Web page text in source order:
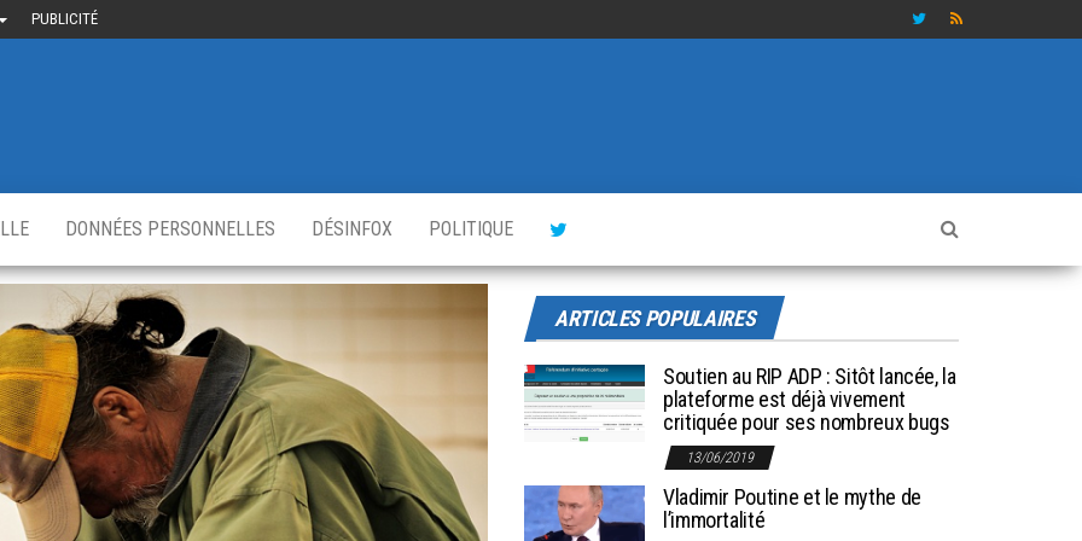
PUBLICITÉ
DONNÉES PERSONNELLES DÉSINFOX POLITIQUE
ARTICLES POPULAIRES
Soutien au RIP ADP : Sitôt lancée, la
plateforme est déjà vivement
critiquée pour ses nombreux bugs
13/06/2019
Vladimir Poutine et le mythe de
l’immortalité